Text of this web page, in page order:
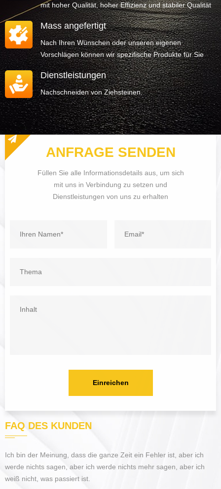
mit hoher Qualität, hoher Effizienz und stabiler Qualität
Mass angefertigt
Nach Ihren Wünschen oder unseren eigenen
Vorschlägen können wir spezifische Produkte für Sie
herstellen.
Dienstleistungen
Nachschneiden von Ziehsteinen.
ANFRAGE SENDEN
Füllen Sie alle Informationsdetails aus, um sich
mit uns in Verbindung zu setzen und
Dienstleistungen von uns zu erhalten
Einreichen
FAQ DES KUNDEN
Ich bin der Meinung, dass die ganze Zeit ein Fehler ist, aber ich
werde nichts sagen, aber ich werde nichts mehr sagen, aber ich
weiß nicht, was passiert ist.